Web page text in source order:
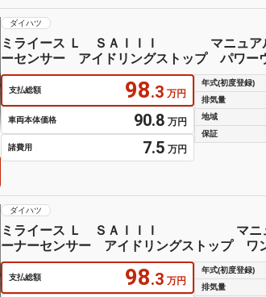
ダイハツ
ミライース Ｌ ＳＡＩＩＩ マニュア
ーセンサー アイドリングストップ パワ
キー ハイビームアシスト オートライト
回避支援ブレーキ ペダル踏み間違い抑制
支払総額 98.3 万円
車両本体価格 90.8 万円
諸費用 7.5 万円
年式(初度登録)
排気量
地域
保証
ダイハツ
ミライース Ｌ ＳＡＩＩＩ マニュ
ーナーセンサー アイドリングストップ
レスキー オートライト 元試乗車 ＡＢＳ
キ ペダル踏み間違い抑制
支払総額 98.3 万円
年式(初度登録)
排気量